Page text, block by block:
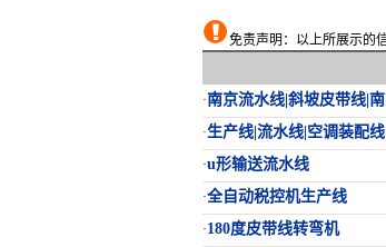
免责声明：以上所展示的
·南京流水线|斜坡皮带线|
·生产线|流水线|空调装配线
·u形输送流水线
·全自动税控机生产线
·180度皮带线转弯机